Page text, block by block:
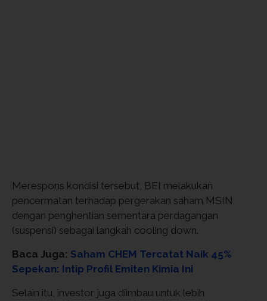
Merespons kondisi tersebut, BEI melakukan
pencermatan terhadap pergerakan saham MSIN
dengan penghentian sementara perdagangan
(suspensi) sebagai langkah cooling down.
Baca Juga: Saham CHEM Tercatat Naik 45%
Sepekan: Intip Profil Emiten Kimia Ini
Selain itu, investor juga diimbau untuk lebih